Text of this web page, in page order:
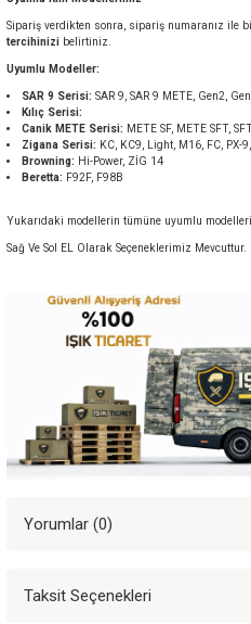
Sipariş verdikten sonra, sipariş numaranız ile
tercihinizi belirtiniz.
Uyumlu Modeller:
SAR 9 Serisi: SAR 9, SAR 9 METE, Gen2,
Kılıç Serisi:
Canik METE Serisi: METE SF, METE SFT,
Zigana Serisi: KC, KC9, Light, M16, FC, PX-
Browning: Hi-Power, ZİG 14
Beretta: F92F, F98B
Yukarıdaki modellerin tümüne uyumlu
Sağ Ve Sol EL Olarak Seçeneklerimiz Mevcuttur.
Yorumlar (0)
Taksit Seçenekleri